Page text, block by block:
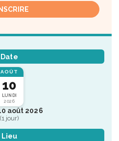
Date
AOÛT
10
LUNDI
2026
août 2026
(1 jour)
Lieu